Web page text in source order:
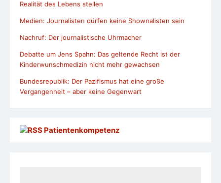
Realität des Lebens stellen
Medien: Journalisten dürfen keine Shownalisten sein
Nachruf: Der journalistische Uhrmacher
Debatte um Jens Spahn: Das geltende Recht ist der
Kinderwunschmedizin nicht mehr gewachsen
Bundesrepublik: Der Pazifismus hat eine große
Vergangenheit – aber keine Gegenwart
Patientenkompetenz